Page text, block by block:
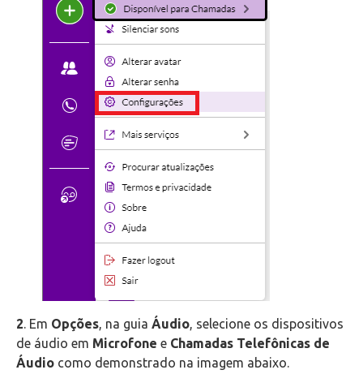
Office 365
Feedz
2. Em Opções, na guia Áudio, selecione os dispositivos
de áudio em Microfone e Chamadas Telefônicas de
Áudio como demonstrado na imagem abaixo.